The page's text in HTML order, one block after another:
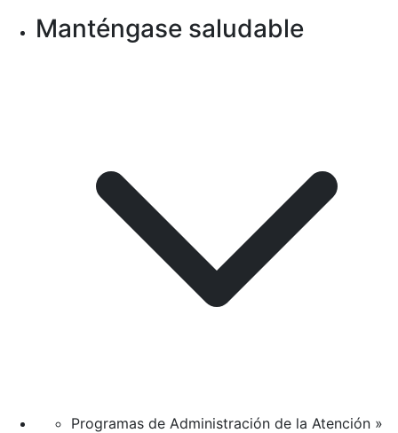
Manténgase saludable
Programas de Administración de la Atención »